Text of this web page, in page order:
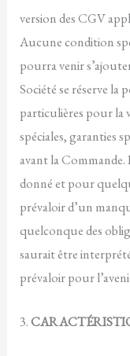
version des CGV
Aucune condition
pourra venir
Société se réserve la
particulières pour la
spéciales, garanties
avant la
donné et pour
prévaloir d’un
quelconque des
saurait être
prévaloir pour
3.